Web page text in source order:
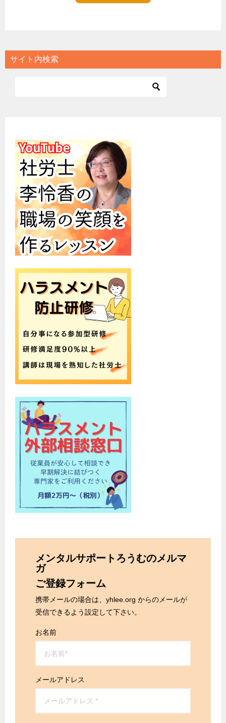
サイト内検索
メンタルサポートろうむのメルマ
ガ
ご登録フォーム
携帯メールの場合は、yhlee.org からのメールが
受信できるよう設定して下さい。
お名前
メールアドレス